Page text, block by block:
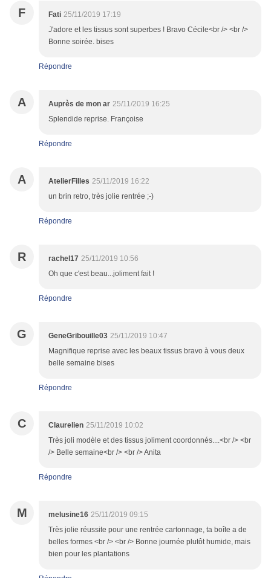
F Fati 25/11/2019 17:19
J'adore et les tissus sont superbes ! Bravo Cécile<br /> <br />
Bonne soirée. bises
Répondre
A Auprès de mon ar 25/11/2019 16:25
Splendide reprise. Françoise
Répondre
A AtelierFilles 25/11/2019 16:22
un brin retro, très jolie rentrée ;-)
Répondre
R rachel17 25/11/2019 10:56
Oh que c'est beau...joliment fait !
Répondre
G GeneGribouille03 25/11/2019 10:47
Magnifique reprise avec les beaux tissus bravo à vous deux
belle semaine bises
Répondre
C Claurelien 25/11/2019 10:02
Très joli modèle et des tissus joliment coordonnés....<br /> <br
/> Belle semaine<br /> <br /> Anita
Répondre
M melusine16 25/11/2019 09:15
Très jolie réussite pour une rentrée cartonnage, ta boîte a de
belles formes <br /> <br /> Bonne journée plutôt humide, mais
bien pour les plantations